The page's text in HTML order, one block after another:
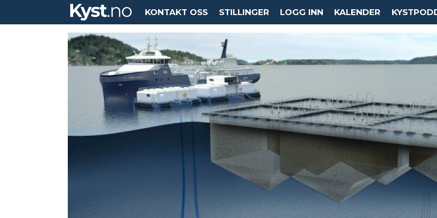
KONTAKT OSS STILLINGER LOGG INN KALENDER